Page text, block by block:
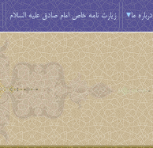
درباره ما زیارت نامه خاص امام صادق علیه السلام